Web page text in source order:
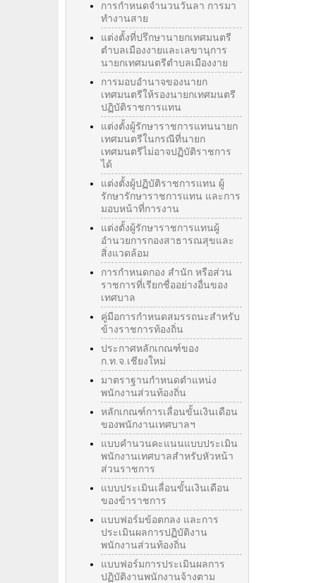
การกำหนดจำนวนวันลา การมา
ทำงานสาย
แต่งตั้งที่ปรึกษานายกเทศมนตรี
ตำบลเมืองงายและเลขานุการ
นายกเทศมนตรีตำบลเมืองงาย
การมอบอำนาจของนายก
เทศมนตรีให้รองนายกเทศมนตรี
ปฏิบัติราชการแทน
แต่งตั้งผู้รักษาราชการแทนนายก
เทศมนตรีในกรณีที่นายก
เทศมนตรีไม่อาจปฏิบัติราชการ
ได้
แต่งตั้งผู้ปฏิบัติราชการแทน ผู้
รักษารักษาราชการแทน และการ
มอบหน้าที่การงาน
แต่งตั้งผู้รักษาราชการแทนผู้
อำนวยการกองสาธารณสุขและ
สิ่งแวดล้อม
การกำหนดกอง สำนัก หรือส่วน
ราชการที่เรียกชื่ออย่างอื่นของ
เทศบาล
คู่มือการกำหนดสมรรถนะสำหรับ
ข้างราชการท้องถิ่น
ประกาศหลักเกณฑ์ของ
ก.ท.จ.เชียงใหม่
มาตราฐานกำหนดตำแหน่ง
พนักงานส่วนท้องถิ่น
หลักเกณฑ์การเลื่อนขั้นเงินเดือน
ของพนักงานเทศบาลฯ
แบบคำนวนคะแนนแบบประเมิน
พนักงานเทศบาลสำหรับหัวหน้า
ส่วนราชการ
แบบประเมินเลื่อนขั้นเงินเดือน
ของข้าราชการ
แบบฟอร์มข้อตกลง และการ
ประเมินผลการปฏิบัติงาน
พนักงานส่วนท้องถิ่น
แบบฟอร์มการประเมินผลการ
ปฏิบัติงานพนักงานจ้างตาม